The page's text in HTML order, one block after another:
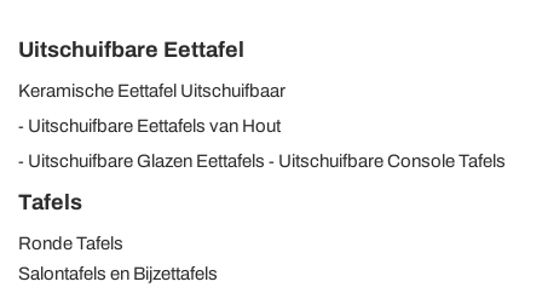
Uitschuifbare Eettafel
Keramische Eettafel Uitschuifbaar
Uitschuifbare Eettafels van Hout
Uitschuifbare Glazen Eettafels
Uitschuifbare Console Tafels
Tafels
Ronde Tafels
Salontafels en Bijzettafels